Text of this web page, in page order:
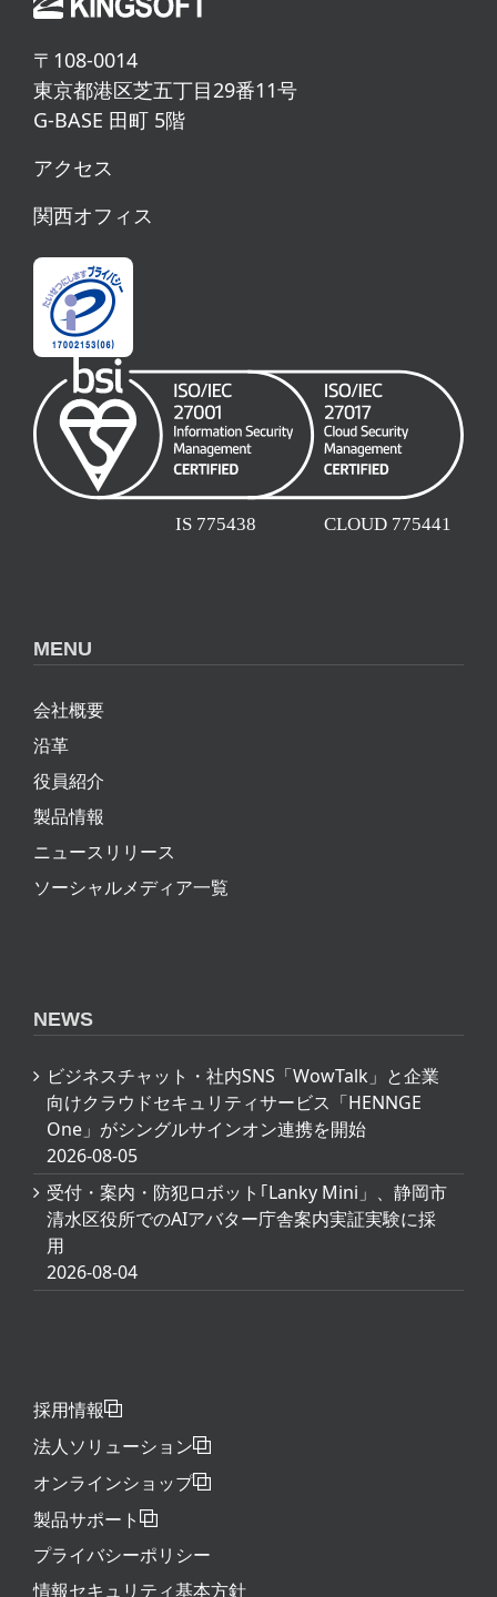
〒108-0014
東京都港区芝五丁目29番11号
G-BASE 田町 5階
アクセス
関西オフィス
MENU
会社概要
沿革
役員紹介
製品情報
ニュースリリース
ソーシャルメディア一覧
NEWS
ビジネスチャット・社内SNS「WowTalk」と企業
向けクラウドセキュリティサービス「HENNGE
One」がシングルサインオン連携を開始
2026-08-05
受付・案内・防犯ロボット｢Lanky Mini」、静岡市
清水区役所でのAIアバター庁舎案内実証実験に採
用
2026-08-04
採用情報
法人ソリューション
オンラインショップ
製品サポート
プライバシーポリシー
情報セキュリティ基本方針